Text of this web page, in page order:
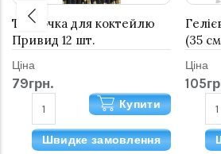
Трубочка для коктейлю
Привид 12 шт.
Ціна
79грн.
Купити
Швидке замовлення
(35
Ціна